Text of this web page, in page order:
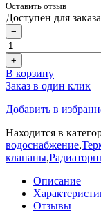
Оставить отзыв
Доступен для заказа
−
+
В корзину
Заказ в один клик
Добавить в
Находится в
водоснабжение,
клапаны,
Описание
Отзывы